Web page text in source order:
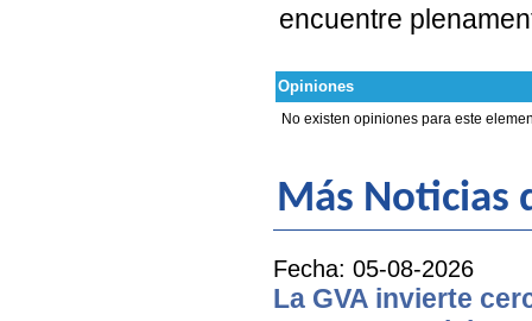
encuentre
Opiniones
No existen opiniones para este
Más Noticias
Fecha: 05-08-2026
La GVA invierte